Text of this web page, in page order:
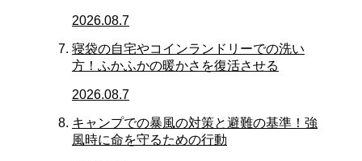
2026.08.7
寝袋の自宅やコインランドリーでの洗い
方！ふかふかの暖かさを復活させる
2026.08.7
キャンプでの暴風の対策と避難の基準！強
風時に命を守るための行動